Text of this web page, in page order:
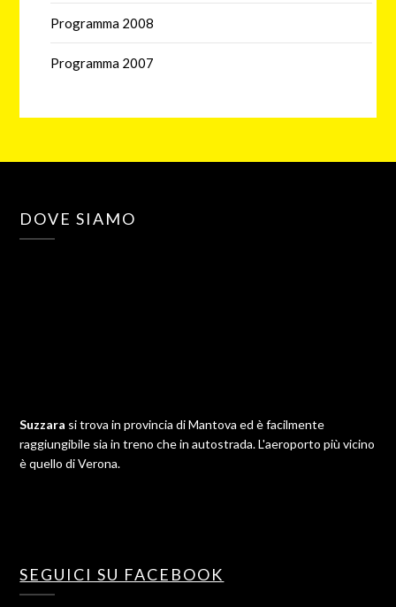
Programma 2008
Programma 2007
DOVE SIAMO
Suzzara si trova in provincia di Mantova ed è facilmente
raggiungibile sia in treno che in autostrada. L'aeroporto più vicino
è quello di Verona.
SEGUICI SU FACEBOOK